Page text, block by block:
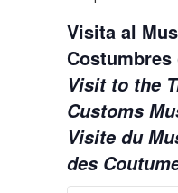
Visita al
Costumbres
Visit to the
Customs
Visite du
des